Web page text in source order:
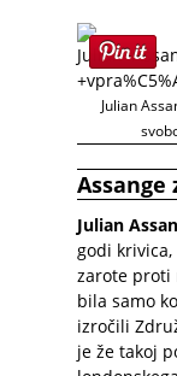
Julian
Julian
godi
zarote proti
bila samo
izročili
je že takoj